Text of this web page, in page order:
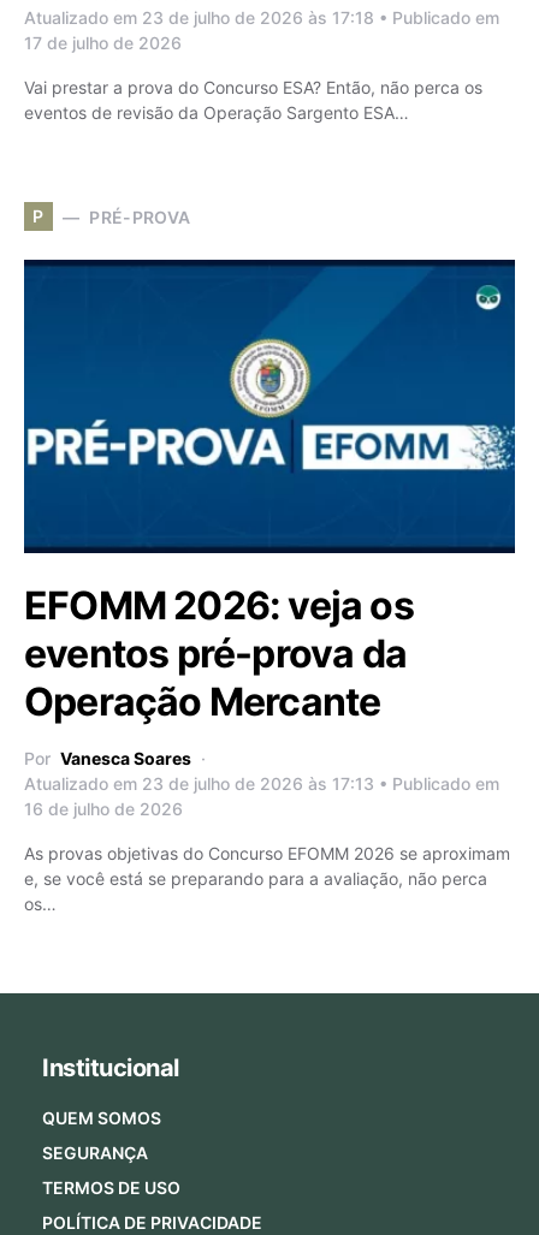
Atualizado em 23 de julho de 2026 às 17:18 • Publicado em
17 de julho de 2026
Vai prestar a prova do Concurso ESA? Então, não perca os
eventos de revisão da Operação Sargento ESA…
P PRÉ-PROVA
EFOMM 2026: veja os
eventos pré-prova da
Operação Mercante
Por Vanesca Soares
Atualizado em 23 de julho de 2026 às 17:13 • Publicado em
16 de julho de 2026
As provas objetivas do Concurso EFOMM 2026 se aproximam
e, se você está se preparando para a avaliação, não perca
os…
Institucional
QUEM SOMOS
SEGURANÇA
TERMOS DE USO
POLÍTICA DE PRIVACIDADE